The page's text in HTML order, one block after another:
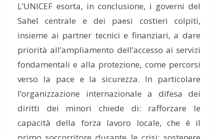
L’UNICEF esorta, in conclusione, i governi del
Sahel centrale e dei paesi costieri colpiti,
insieme ai partner tecnici e finanziari, a dare
priorità all’ampliamento dell’accesso ai servizi
fondamentali e alla protezione, come percorsi
verso la pace e la sicurezza. In particolare
l’organizzazione internazionale a difesa dei
diritti dei minori chiede di: rafforzare le
capacità della forza lavoro locale, che è il